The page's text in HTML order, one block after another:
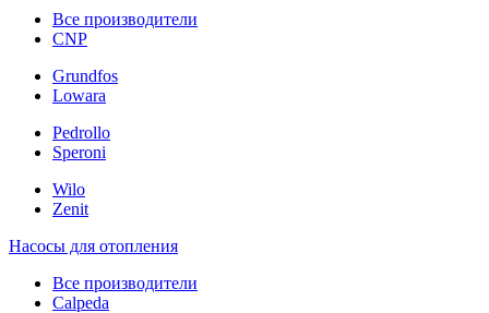
Все производители
CNP
Grundfos
Lowara
Pedrollo
Speroni
Wilo
Zenit
Насосы для отопления
Все производители
Calpeda